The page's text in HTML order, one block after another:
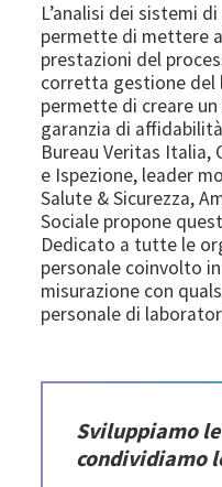
L’analisi dei sistemi
permette di mettere
prestazioni del
corretta gestione
permette di creare
garanzia di
Bureau Veritas Italia,
e Ispezione, leader
Salute & Sicurezza,
Sociale propone
Dedicato a tutte le
personale coinvolto
misurazione con
personale di
Sviluppiamo
condividiamo